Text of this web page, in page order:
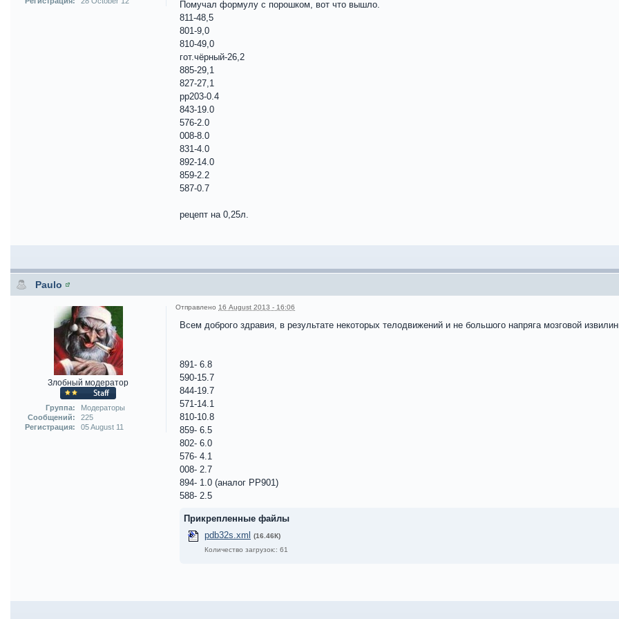
Помучал формулу с порошком, вот что вышло.
811-48,5
801-9,0
810-49,0
гот.чёрный-26,2
885-29,1
827-27,1
pp203-0.4
843-19.0
576-2.0
008-8.0
831-4.0
892-14.0
859-2.2
587-0.7
рецепт на 0,25л.
Paulo
Злобный модератор
Группа:
Модераторы
Сообщений:
225
Регистрация:
05 August 11
Отправлено 16 August 2013 - 16:06
Всем доброго здравия, в результате некоторых телодвижений и не большого напряга мозговой
891- 6.8
590-15.7
844-19.7
571-14.1
810-10.8
859- 6.5
802- 6.0
576- 4.1
008- 2.7
894- 1.0 (аналог РР901)
588- 2.5
Прикрепленные файлы
pdb32s.xml
(16.46К)
Количество загрузок:: 61